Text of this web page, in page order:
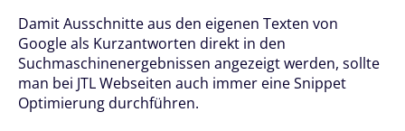
Damit Ausschnitte aus den eigenen Texten von
Google als Kurzantworten direkt in den
Suchmaschinenergebnissen angezeigt werden, sollte
man bei JTL Webseiten auch immer eine Snippet
Optimierung durchführen.